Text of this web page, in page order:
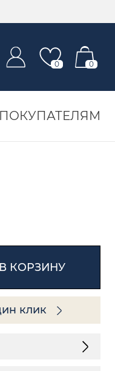
0 0
ПОКУПАТЕЛЯМ
КОРЗИНУ
клик